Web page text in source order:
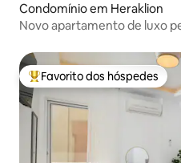
Condomínio em Heraklion
Novo apartamento de luxo
Favoritos dos hóspedes mais
Favorito dos hóspedes